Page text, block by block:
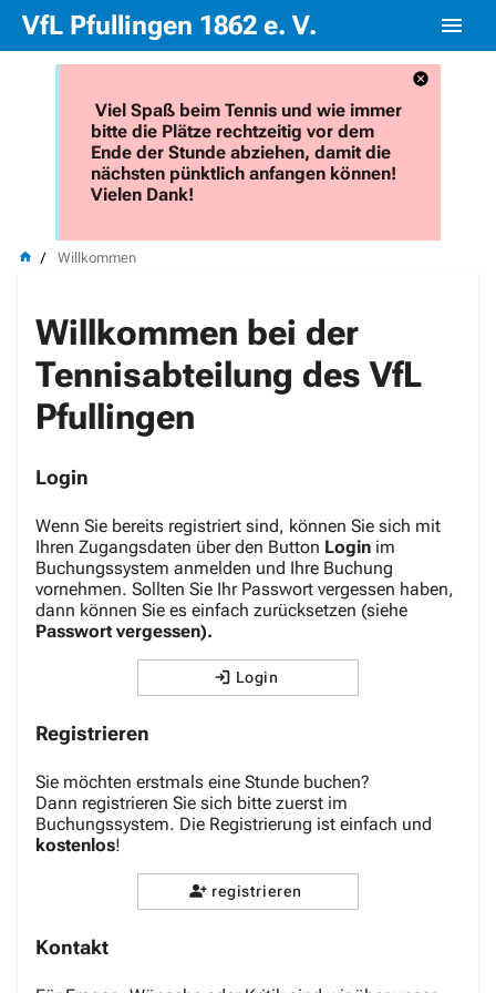
VfL Pfullingen 1862 e. V.
Viel Spaß beim Tennis und wie immer
bitte die Plätze rechtzeitig vor dem
Ende der Stunde abziehen, damit die
nächsten pünktlich anfangen können!
Vielen Dank!
Willkommen
Willkommen bei der
Tennisabteilung des VfL
Pfullingen
Login
Wenn Sie bereits registriert sind, können Sie sich mit
Ihren Zugangsdaten über den Button Login im
Buchungssystem anmelden und Ihre Buchung
vornehmen. Sollten Sie Ihr Passwort vergessen haben,
dann können Sie es einfach zurücksetzen (siehe
Passwort vergessen).
Login
Registrieren
Sie möchten erstmals eine Stunde buchen?
Dann registrieren Sie sich bitte zuerst im
Buchungssystem. Die Registrierung ist einfach und
kostenlos!
registrieren
Kontakt